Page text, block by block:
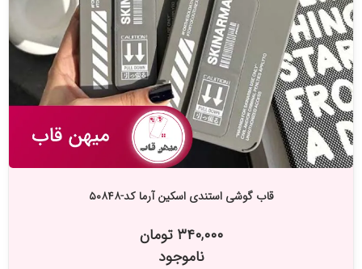
قاب گوشی استندی اسکین آرما کد-۵۰۸۴۸
۳۴۰,۰۰۰ تومان
ناموجود